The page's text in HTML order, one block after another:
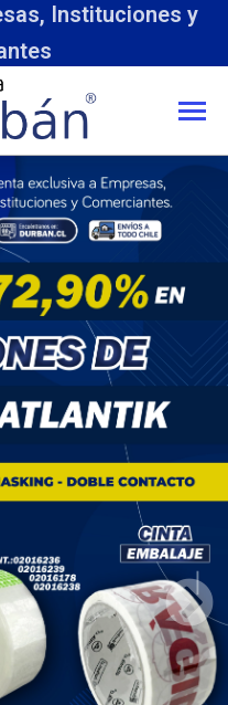
Instituciones y